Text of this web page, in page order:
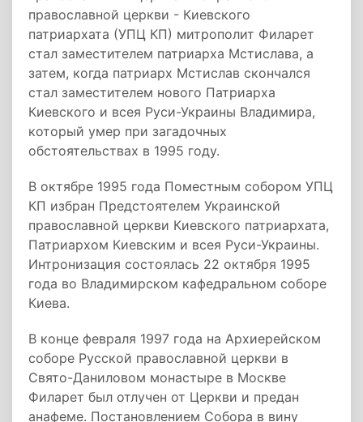
православной церкви - Киевского
патриархата (УПЦ КП) митрополит Филарет
стал заместителем патриарха Мстислава, а
затем, когда патриарх Мстислав скончался
стал заместителем нового Патриарха
Киевского и всея Руси-Украины Владимира,
который умер при загадочных
обстоятельствах в 1995 году.
В октябре 1995 года Поместным собором УПЦ
КП избран Предстоятелем Украинской
православной церкви Киевского патриархата,
Патриархом Киевским и всея Руси-Украины.
Интронизация состоялась 22 октября 1995
года во Владимирском кафедральном соборе
Киева.
В конце февраля 1997 года на Архиерейском
соборе Русской православной церкви в
Свято-Даниловом монастыре в Москве
Филарет был отлучен от Церкви и предан
анафеме. Постановлением Собора в вину